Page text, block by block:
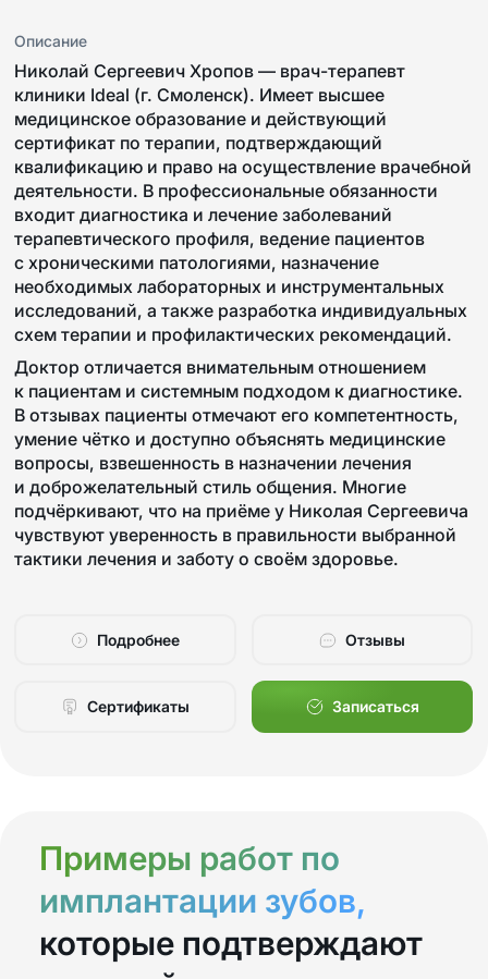
Описание
Николай Сергеевич Хропов — врач-терапевт
клиники Ideal (г. Смоленск). Имеет высшее
медицинское образование и действующий
сертификат по терапии, подтверждающий
квалификацию и право на осуществление врачебной
деятельности. В профессиональные обязанности
входит диагностика и лечение заболеваний
терапевтического профиля, ведение пациентов
с хроническими патологиями, назначение
необходимых лабораторных и инструментальных
исследований, а также разработка индивидуальных
схем терапии и профилактических рекомендаций.
Доктор отличается внимательным отношением
к пациентам и системным подходом к диагностике.
В отзывах пациенты отмечают его компетентность,
умение чётко и доступно объяснять медицинские
вопросы, взвешенность в назначении лечения
и доброжелательный стиль общения. Многие
подчёркивают, что на приёме у Николая Сергеевича
чувствуют уверенность в правильности выбранной
тактики лечения и заботу о своём здоровье.
Подробнее Отзывы
Сертификаты Записаться
Примеры работ по
имплантации зубов,
которые подтверждают